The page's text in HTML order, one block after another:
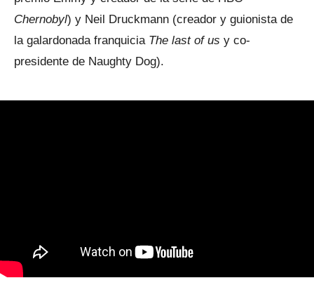
Chernobyl) y Neil Druckmann (creador y guionista de
la galardonada franquicia The last of us y co-
presidente de Naughty Dog).